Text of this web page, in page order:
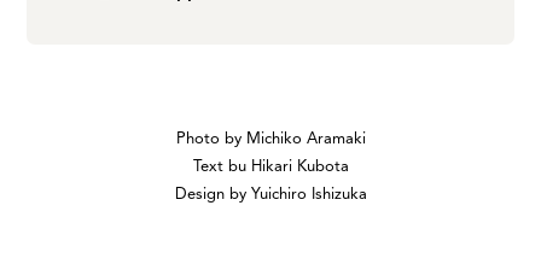
Photo by Michiko Aramaki
Text bu Hikari Kubota
Design by Yuichiro Ishizuka